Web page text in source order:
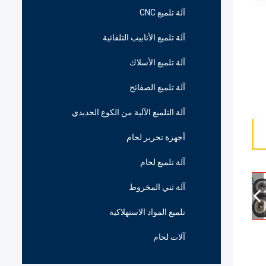
آلة تلميع CNC
آلة تلميع الأنابيب التلقائية
آلة تلميع الأسلاك
آلة تلميع الصفائح
آلة التلميع الآلية من الكوع الحديدي
أجهزة تحرير لحام
آلة تلميع لحام
آلة ثني المخروط
تلميع المواد الاستهلاكية
آلات لحام